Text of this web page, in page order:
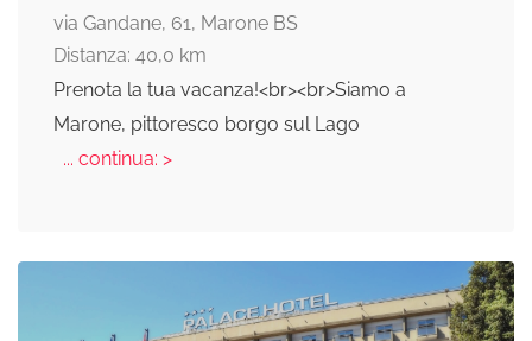
via Gandane, 61, Marone BS
Distanza: 40,0 km
Prenota la tua vacanza!<br><br>Siamo a
Marone, pittoresco borgo sul Lago
... continua: >